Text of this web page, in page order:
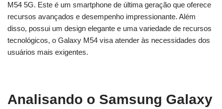
M54 5G. Este é um smartphone de última geração que oferece
recursos avançados e desempenho impressionante. Além
disso, possui um design elegante e uma variedade de recursos
tecnológicos, o Galaxy M54 visa atender às necessidades dos
usuários mais exigentes.
Analisando o Samsung Galaxy